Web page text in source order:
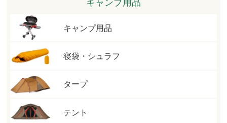
キャンプ用品
寝袋・シュラフ
タープ
テント